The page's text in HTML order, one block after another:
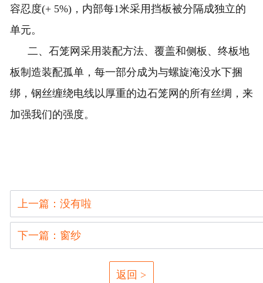
容忍度(+ 5%)，内部每1米采用挡板被分隔成独立的
单元。
二、石笼网采用装配方法、覆盖和侧板、终板地
板制造装配孤单，每一部分成为与螺旋淹没水下捆
绑，钢丝缠绕电线以厚重的边石笼网的所有丝绸，来
加强我们的强度。
上一篇：没有啦
下一篇：窗纱
返回 >